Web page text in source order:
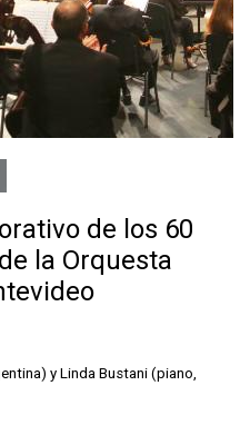
de los 60
la Orquesta
y Linda Bustani (piano,